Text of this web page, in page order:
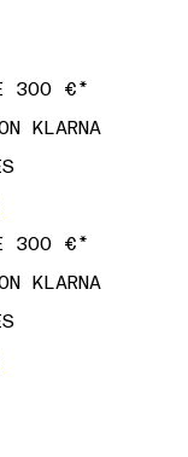
KLARNA
300 €*
KLARNA